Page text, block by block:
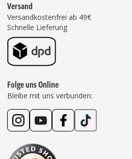
Versand
Versandkostenfrei ab 49€
Schnelle Lieferung
Folge uns Online
Bleibe mit uns verbunden: